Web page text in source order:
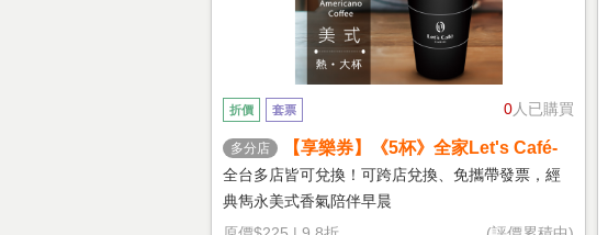
0人已購買
折價 套票
多分店
【享樂券】《5杯》全家Let's Café-
熱美式(大杯)
全台多店皆可兌換！可跨店兌換、免攜帶發票，經
典雋永美式香氣陪伴早晨